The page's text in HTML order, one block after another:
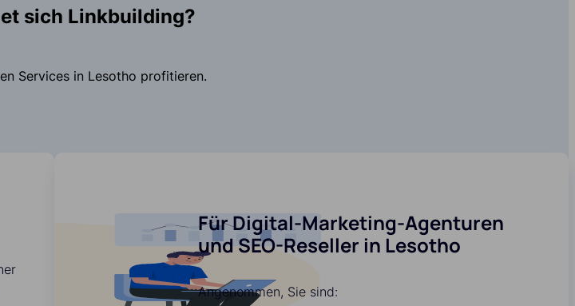
sich Linkbuilding?
Services in Lesotho profitieren.
Für Digital-Marketing-Agenturen
und SEO-Reseller in Lesotho
Angenommen, Sie sind: